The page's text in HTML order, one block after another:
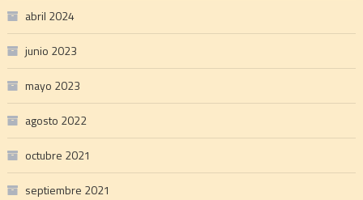
abril 2024
junio 2023
mayo 2023
agosto 2022
octubre 2021
septiembre 2021